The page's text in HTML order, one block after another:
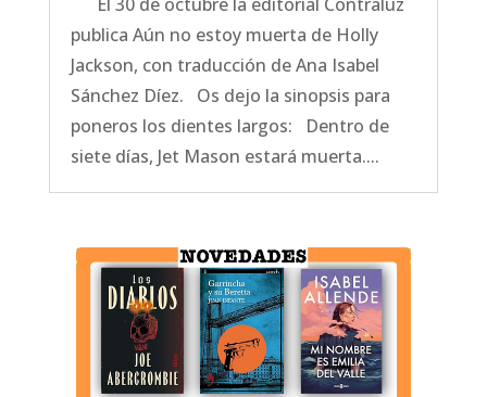
publica Aún no estoy muerta de Holly
Jackson, con traducción de Ana Isabel
Sánchez Díez. Os dejo la sinopsis para
poneros los dientes largos: Dentro de
siete días, Jet Mason estará muerta....